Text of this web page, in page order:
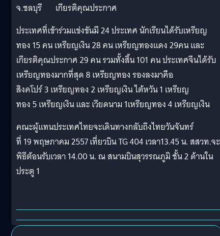
จ.ชลบุรี เกียรติคุณประกาศ
ประเทศที่เข้าร่วมแข่งขันมี 24 ประเทศ นักเรียนได้รับเหรียญ
ทอง 15 คน เหรียญเงิน 28 คน เหรียญทองแดง 29คน และ
เกียรติคุณประกาศ 29 คน รวมทั้งสิ้น 101 คน ประเทศจีนได้รับ
เหรียญทองมากที่สุด 8 เหรียญทอง รองลงมาคือ
สิงคโปร์ 3 เหรียญทอง 2 เหรียญเงิน ไต้หวัน 1 เหรียญ
ทอง 5 เหรียญเงิน และ เวียดนาม 1เหรียญทอง 4 เหรียญเงิน
คณะผู้แทนประเทศไทยจะเดินทางกลับถึงไทยวันจันทร์
ที่ 19 พฤษภาคม 2557 เที่ยวบิน TG 404 เวลา13.45 น. สสวท.จ
พิธีต้อนรับเวลา 14.00 น. ณ สนามบินสุวรรณภูมิ ชั้น 2 ด้านใน
ประตู 1